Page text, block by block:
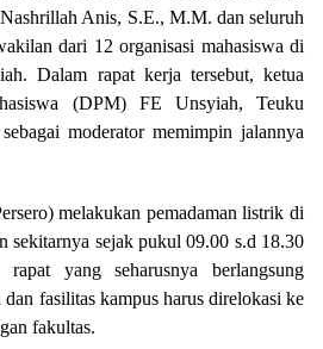
Anis, S.E., M.M. dan seluruh
dari 12 organisasi mahasiswa di
Dalam rapat kerja tersebut, ketua
(DPM) FE Unsyiah, Teuku
moderator memimpin jalannya
melakukan pemadaman listrik di
sekitarnya sejak pukul 09.00 s.d 18.30
yang seharusnya berlangsung
fasilitas kampus harus direlokasi ke
fakultas.